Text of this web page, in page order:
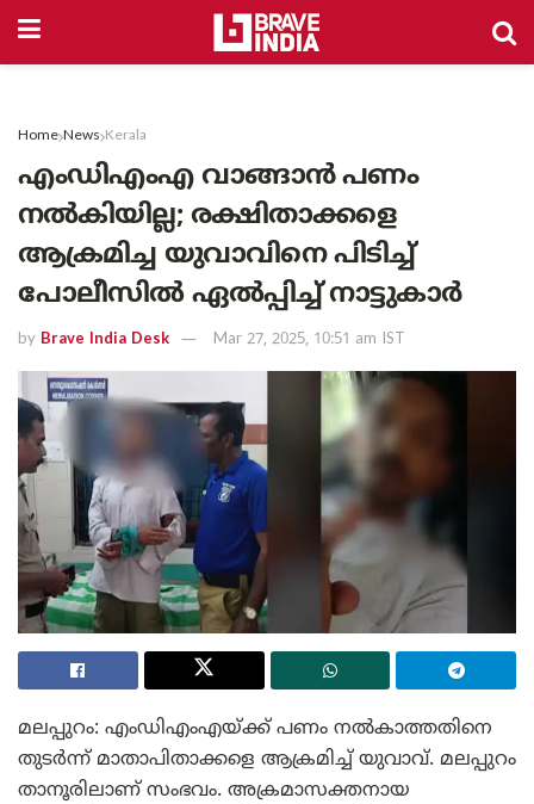
Home News Kerala
എംഡിഎംഎ വാങ്ങാൻ പണം
നൽകിയില്ല; രക്ഷിതാക്കളെ
ആക്രമിച്ച യുവാവിനെ പിടിച്ച്
പോലീസിൽ ഏൽപ്പിച്ച് നാട്ടുകാർ
by Brave India Desk Mar 27, 2025, 10:51 am IST
മലപ്പുറം: എംഡിഎംഎയ്ക്ക് പണം നൽകാത്തതിനെ
തുടർന്ന് മാതാപിതാക്കളെ ആക്രമിച്ച് യുവാവ്. മലപ്പുറം
താനൂരിലാണ് സംഭവം. അക്രമാസക്തനായ